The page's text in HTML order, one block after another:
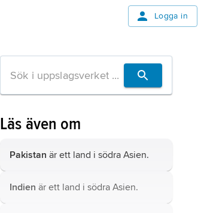
Logga in
Läs även om
Pakistan är ett land i södra Asien.
Indien är ett land i södra Asien.